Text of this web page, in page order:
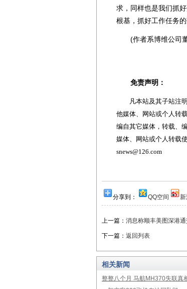
求，同样也是我们抓
根基，抓好工作任务的
(作者系博维公司董
免责声明：
凡本站及其子站注明“
他媒体、网站或个人转
编自其它媒体，转载、
媒体、网站或个人转载
snews@126.com
分享到： QQ空间
上一篇： 消息称顺丰美图深港
下一篇： 返回列表
相关新闻
整整八个月 马航MH370失联真